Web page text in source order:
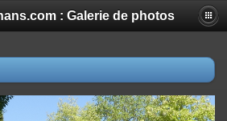
: Galerie de photos